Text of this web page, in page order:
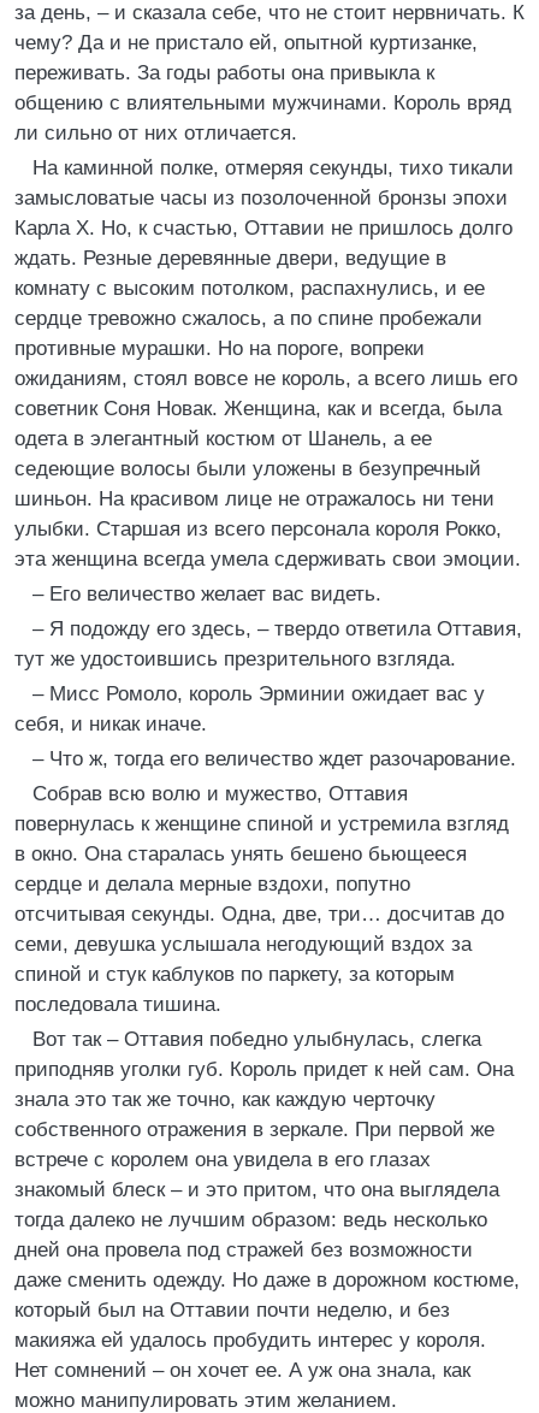
за день, – и сказала себе, что не стоит нервничать. К
чему? Да и не пристало ей, опытной куртизанке,
переживать. За годы работы она привыкла к
общению с влиятельными мужчинами. Король вряд
ли сильно от них отличается.
На каминной полке, отмеряя секунды, тихо тикали
замысловатые часы из позолоченной бронзы эпохи
Карла X. Но, к счастью, Оттавии не пришлось долго
ждать. Резные деревянные двери, ведущие в
комнату с высоким потолком, распахнулись, и ее
сердце тревожно сжалось, а по спине пробежали
противные мурашки. Но на пороге, вопреки
ожиданиям, стоял вовсе не король, а всего лишь его
советник Соня Новак. Женщина, как и всегда, была
одета в элегантный костюм от Шанель, а ее
седеющие волосы были уложены в безупречный
шиньон. На красивом лице не отражалось ни тени
улыбки. Старшая из всего персонала короля Рокко,
эта женщина всегда умела сдерживать свои эмоции.
– Его величество желает вас видеть.
– Я подожду его здесь, – твердо ответила Оттавия,
тут же удостоившись презрительного взгляда.
– Мисс Ромоло, король Эрминии ожидает вас у
себя, и никак иначе.
– Что ж, тогда его величество ждет разочарование.
Собрав всю волю и мужество, Оттавия
повернулась к женщине спиной и устремила взгляд
в окно. Она старалась унять бешено бьющееся
сердце и делала мерные вздохи, попутно
отсчитывая секунды. Одна, две, три… досчитав до
семи, девушка услышала негодующий вздох за
спиной и стук каблуков по паркету, за которым
последовала тишина.
Вот так – Оттавия победно улыбнулась, слегка
приподняв уголки губ. Король придет к ней сам. Она
знала это так же точно, как каждую черточку
собственного отражения в зеркале. При первой же
встрече с королем она увидела в его глазах
знакомый блеск – и это притом, что она выглядела
тогда далеко не лучшим образом: ведь несколько
дней она провела под стражей без возможности
даже сменить одежду. Но даже в дорожном костюме,
который был на Оттавии почти неделю, и без
макияжа ей удалось пробудить интерес у короля.
Нет сомнений – он хочет ее. А уж она знала, как
можно манипулировать этим желанием.